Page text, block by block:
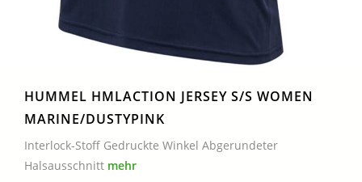
HUMMEL HMLACTION JERSEY S/S WOMEN
MARINE/DUSTYPINK
Interlock-Stoff Gedruckte Winkel Abgerundeter
Halsausschnitt mehr